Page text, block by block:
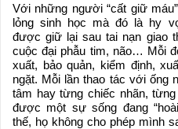
Với những người “cất giữ
lỏng sinh học mà đó là hy
được giữ lại sau tai nạn giao
cuộc đại phẫu tim, não… Mỗi
xuất, bảo quản, kiểm định,
ngặt. Mỗi lần thao tác với ống
tâm hay từng chiếc nhãn,
được một sự sống đang
thế, họ không cho phép mình